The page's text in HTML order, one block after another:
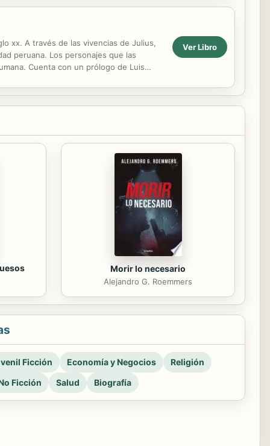
xx. A través de las vivencias de Julius,
peruana. Los personajes que las
Cuenta con un prólogo de Luis
Ver Libro
Morir lo necesario
Alejandro G. Roemmers
Ficción Economía y Negocios
Religión
Ficción
Salud Biografía